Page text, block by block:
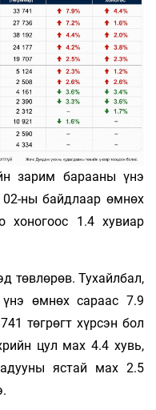
зарим барааны үнэ
ны байдлаар өмнөх
хоногоос 1.4 хувиар
төвлөрөв. Тухайлбал,
өмнөх сараас 7.9
төгрөгт хүрсэн бол
цул мах 4.4 хувь,
ястай мах 2.5